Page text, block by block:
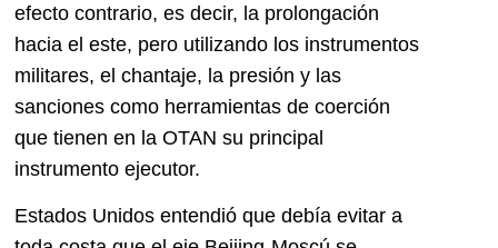
efecto contrario, es decir, la prolongación
hacia el este, pero utilizando los instrumentos
militares, el chantaje, la presión y las
sanciones como herramientas de coerción
que tienen en la OTAN su principal
instrumento ejecutor.
Estados Unidos entendió que debía evitar a